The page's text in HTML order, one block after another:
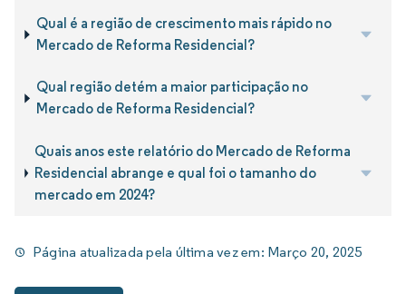
Qual é a região de crescimento mais rápido no
Mercado de Reforma Residencial?
Qual região detém a maior participação no
Mercado de Reforma Residencial?
Quais anos este relatório do Mercado de Reforma
Residencial abrange e qual foi o tamanho do
mercado em 2024?
Página atualizada pela última vez em: Março 20, 2025